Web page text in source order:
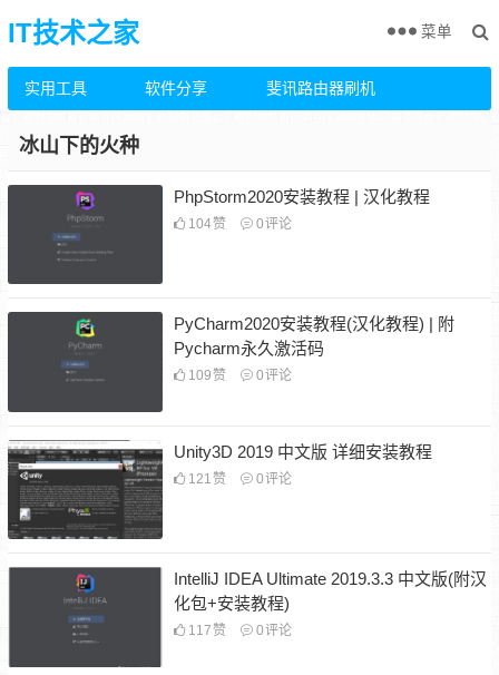
IT技术之家
实用工具 软件分享 斐讯路由器刷机
菜单
冰山下的火种
PhpStorm2020安装教程 | 汉化教程
104赞 0评论
PyCharm2020安装教程(汉化教程) | 附
Pycharm永久激活码
109 赞 0评论
Unity3D 2019 中文版 详细安装教程
121 赞 0评论
IntelliJ IDEA Ultimate 2019.3.3 中文版(附汉
化包+安装教程)
117 赞 0评论